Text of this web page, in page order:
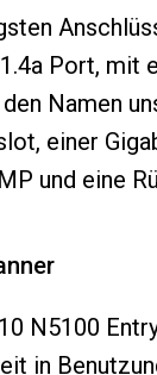
Port,
Namen
einer
und eine
N5100
in